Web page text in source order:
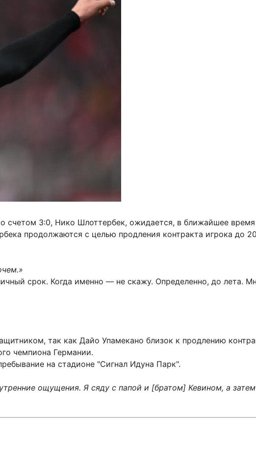
счетом 3:0, Нико Шлоттербек, ожидается, в ближайшее
продолжаются с целью продления контракта игрока до
срок. Когда именно — не скажу. Определенно, до лета.
так как Дайо Упамекано близок к продлению
чемпиона Германии.
на стадионе "Сигнал Идуна Парк".
ощущения. Я сяду с папой и [братом] Кевином, а